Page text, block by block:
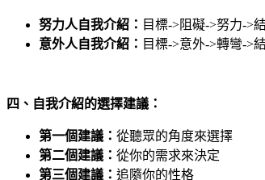
努力人自我介紹： 目標->阻礙->努力->
意外人自我介紹： 目標->意外->轉彎->
四、自我介紹的選擇建議：
第一個建議： 從聽眾的角度來選擇
第二個建議： 從你的需求來決定
第三個建議： 追隨你的性格